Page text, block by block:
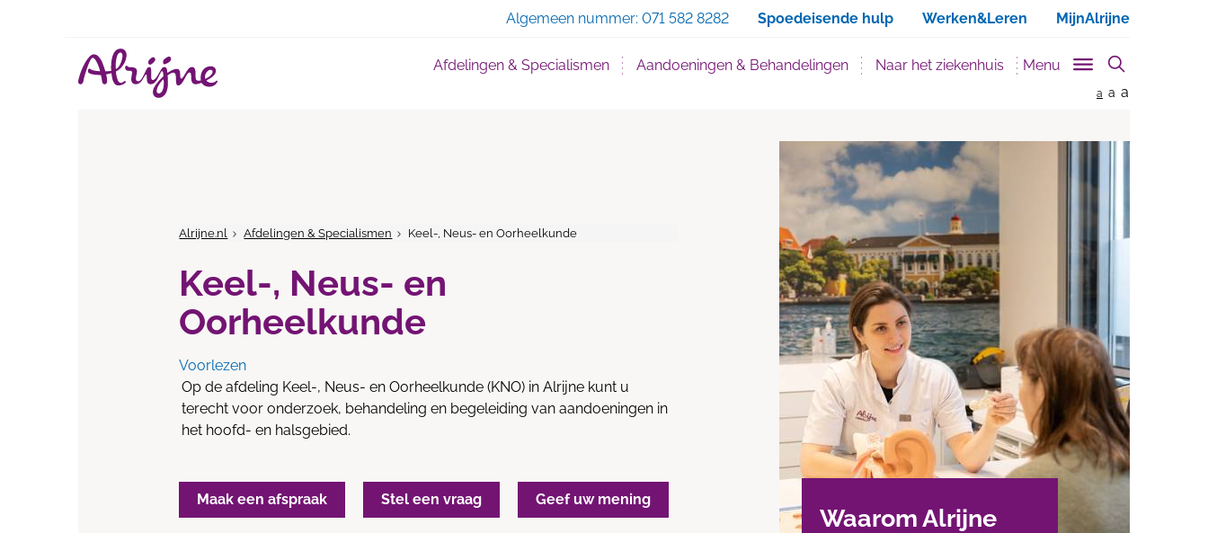
Algemeen nummer: 071 582 8282 Spoedeisende hulp Werken&Leren MijnAlrijne
Afdelingen & Specialismen Aandoeningen & Behandelingen Naar het ziekenhuis Menu
a a a
Alrijne.nl Afdelingen & Specialismen Keel-, Neus- en Oorheelkunde
Keel-, Neus- en
Oorheelkunde
Voorlezen
Op de afdeling Keel-, Neus- en Oorheelkunde (KNO) in Alrijne kunt u
terecht voor onderzoek, behandeling en begeleiding van aandoeningen in
het hoofd- en halsgebied.
Maak een afspraak Stel een vraag Geef uw mening
Waarom Alrijne